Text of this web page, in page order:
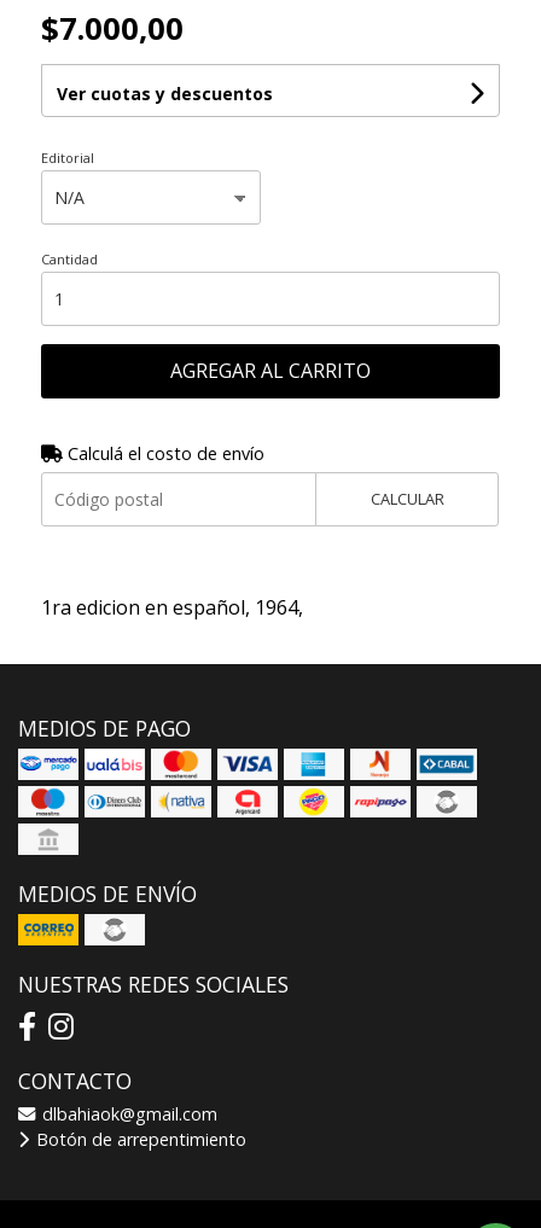
$7.000,00
Ver cuotas y descuentos
Editorial
Cantidad
AGREGAR AL CARRITO
Calculá el costo de envío
CALCULAR
1ra edicion en español, 1964,
MEDIOS DE PAGO
MEDIOS DE ENVÍO
NUESTRAS REDES SOCIALES
CONTACTO
dlbahiaok@gmail.com
Botón de arrepentimiento